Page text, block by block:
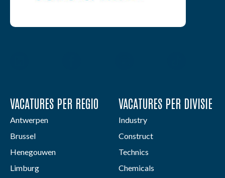
VACATURES PER REGIO
Antwerpen
Brussel
Henegouwen
Limburg
VACATURES PER DIVISIE
Industry
Construct
Technics
Chemicals